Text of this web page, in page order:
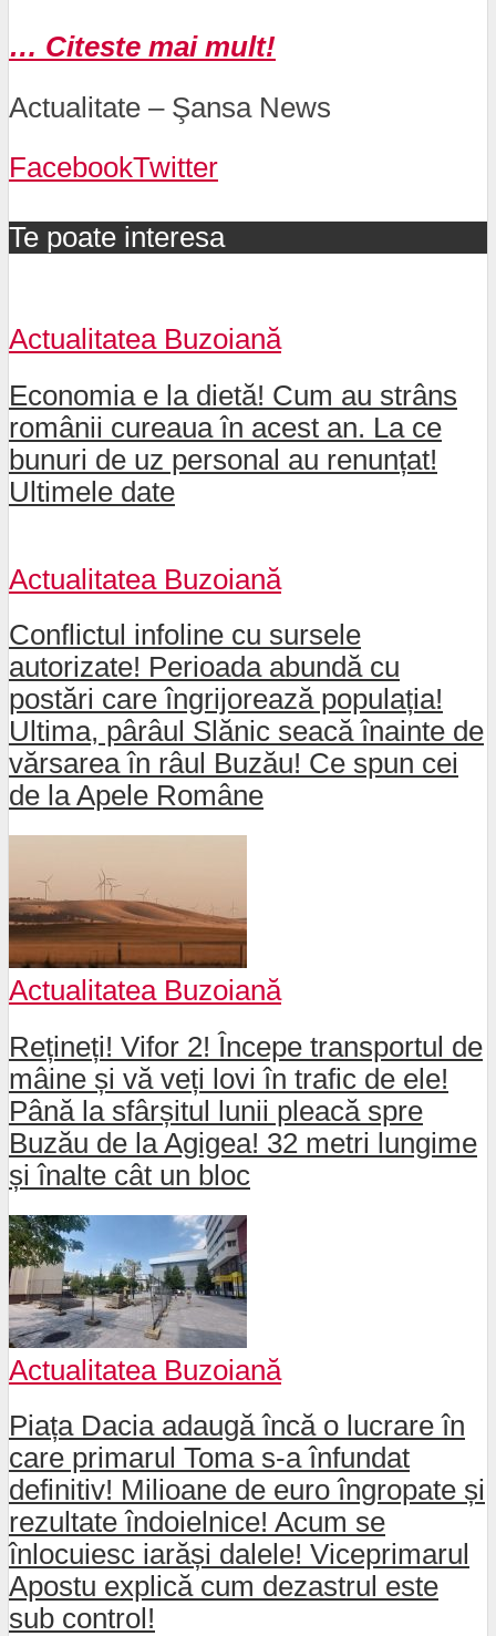
… Citeste mai mult!
Actualitate – Şansa News
FacebookTwitter
Te poate interesa
Actualitatea Buzoiană
Economia e la dietă! Cum au strâns
românii cureaua în acest an. La ce
bunuri de uz personal au renunțat!
Ultimele date
Actualitatea Buzoiană
Conflictul infoline cu sursele
autorizate! Perioada abundă cu
postări care îngrijorează populația!
Ultima, pârâul Slănic seacă înainte de
vărsarea în râul Buzău! Ce spun cei
de la Apele Române
Actualitatea Buzoiană
Rețineți! Vifor 2! Începe transportul de
mâine și vă veți lovi în trafic de ele!
Până la sfârșitul lunii pleacă spre
Buzău de la Agigea! 32 metri lungime
și înalte cât un bloc
Actualitatea Buzoiană
Piața Dacia adaugă încă o lucrare în
care primarul Toma s-a înfundat
definitiv! Milioane de euro îngropate și
rezultate îndoielnice! Acum se
înlocuiesc iarăși dalele! Viceprimarul
Apostu explică cum dezastrul este
sub control!